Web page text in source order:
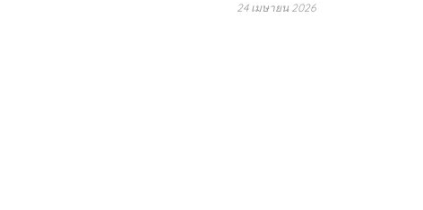
24 เมษายน 2026